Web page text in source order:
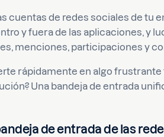
cuentas de redes sociales de tu
y fuera de las aplicaciones, y
menciones, participaciones y
rápidamente en algo
Una bandeja de entrada
de entrada de las